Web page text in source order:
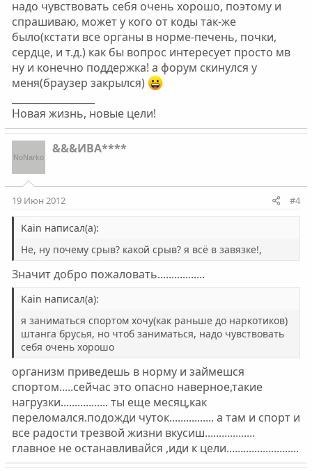
надо чувствовать себя очень хорошо, поэтому и
спрашиваю, может у кого от коды так-же
было(кстати все органы в норме-печень, почки,
сердце, и т.д.) как бы вопрос интересует просто мв
ну и конечно поддержка! а форум скинулся у
меня(браузер закрылся)
Новая жизнь, новые цели!
&&&ИВА****
19 Июн 2012 #4
Kain написал(а):
Не, ну почему срыв? какой срыв? я всё в завязке!,
Значит добро пожаловать.................
Kain написал(а):
я заниматься спортом хочу(как раньше до наркотиков)
штанга брусья, но чтоб заниматься, надо чувствовать
себя очень хорошо
организм приведешь в норму и займешся
спортом.....сейчас это опасно наверное,такие
нагрузки................. ты еще месяц,как
переломался.подожди чуток................ а там и спорт и
все радости трезвой жизни вкусиш..................
главное не останавливайся ,иди к цели..........................